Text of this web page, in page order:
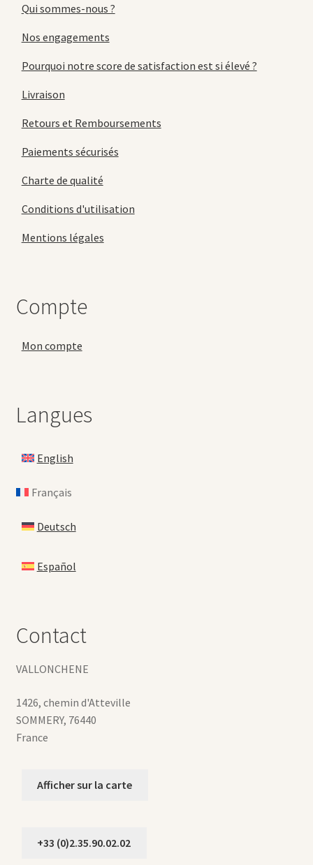
Qui sommes-nous ?
Nos engagements
Pourquoi notre score de satisfaction est si élevé ?
Livraison
Retours et Remboursements
Paiements sécurisés
Charte de qualité
Conditions d'utilisation
Mentions légales
Compte
Mon compte
Langues
English
Français
Deutsch
Español
Contact
VALLONCHENE
1426, chemin d'Atteville
SOMMERY, 76440
France
Afficher sur la carte
+33 (0)2.35.90.02.02